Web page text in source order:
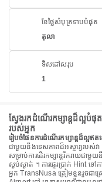
ខែថ្លៃសំបុត្រទាបបំផុត
តុលា
ទិសដៅសរុប
1
ស្វែងរកដំណើរកម្សាន្តដ៏ល្អបំ
របស់អ្នក
រៀបចំផែនការដំណើរកម្សាន្តដ៏ល្អ
ជាមួយនឹងទេសភាពដ៏អស្ចារ្យរបស់វ
សម្រាប់ការដើរកម្សាន្តរីករាយជា
ស្ងប់ស្ងាត់ ។ ការផ្ទេរប្រាក់ Hint
អ្នក TransNusa ត្រៀមខ្លួនរួចជា